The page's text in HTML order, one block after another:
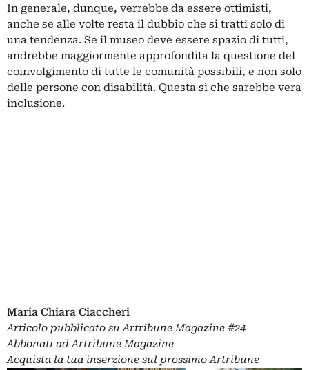
In generale, dunque, verrebbe da essere ottimisti,
anche se alle volte resta il dubbio che si tratti solo di
una tendenza. Se il museo deve essere spazio di tutti,
andrebbe maggiormente approfondita la questione del
coinvolgimento di tutte le comunità possibili, e non solo
delle persone con disabilità. Questa sì che sarebbe vera
inclusione.
Maria Chiara Ciaccheri
Articolo pubblicato suArtribune Magazine #24
Abbonati ad Artribune Magazine
Acquista la tua inserzione sul prossimo Artribune